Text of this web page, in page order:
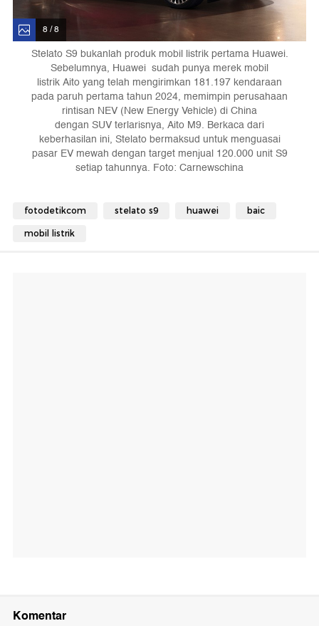
8 / 8
Stelato S9 bukanlah produk mobil listrik pertama Huawei.
Sebelumnya, Huawei sudah punya merek mobil
listrik Aito yang telah mengirimkan 181.197 kendaraan
pada paruh pertama tahun 2024, memimpin perusahaan
rintisan NEV (New Energy Vehicle) di China
dengan SUV terlarisnya, Aito M9. Berkaca dari
keberhasilan ini, Stelato bermaksud untuk menguasai
pasar EV mewah dengan target menjual 120.000 unit S9
setiap tahunnya. Foto: Carnewschina
fotodetikcom stelato s9 huawei baic
mobil listrik
Komentar